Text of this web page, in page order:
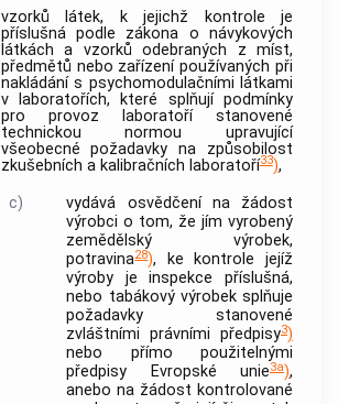
vzorků látek, k jejichž kontrole je
příslušná podle zákona o návykových
látkách a vzorků odebraných z míst,
předmětů nebo zařízení používaných při
nakládání s psychomodulačními látkami
v laboratořích, které splňují podmínky
pro provoz laboratoří stanovené
technickou normou upravující
všeobecné požadavky na způsobilost
zkušebních a kalibračních laboratoří33),
c)
vydává osvědčení na žádost
výrobci o tom, že jím vyrobený
zemědělský výrobek,
potravina28), ke kontrole jejíž
výroby je inspekce příslušná,
nebo tabákový výrobek splňuje
požadavky stanovené
zvláštními právními předpisy3)
nebo přímo použitelnými
předpisy Evropské unie3a),
anebo na žádost kontrolované